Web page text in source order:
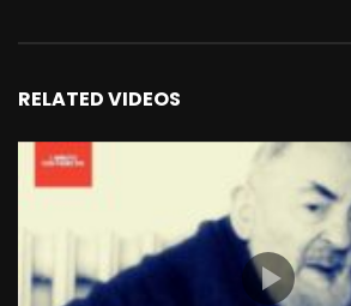
RELATED VIDEOS